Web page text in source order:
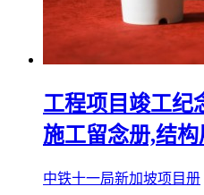
工程项目竣工纪
施工留念册,结
中铁十一局新加坡项目册